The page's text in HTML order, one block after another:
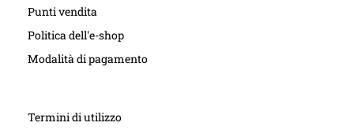
Punti vendita
Politica dell'e-shop
Modalità di pagamento
Termini di utilizzo